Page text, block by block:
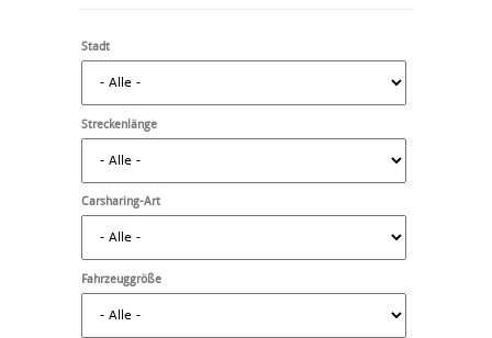
Stadt
Streckenlänge
Carsharing-Art
Fahrzeuggröße